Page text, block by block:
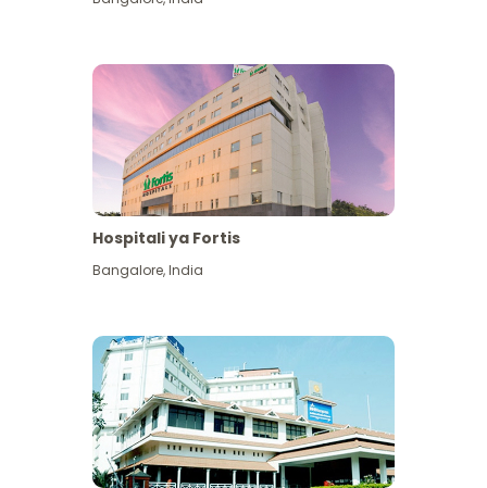
Hospitali ya Fortis
Bangalore,India